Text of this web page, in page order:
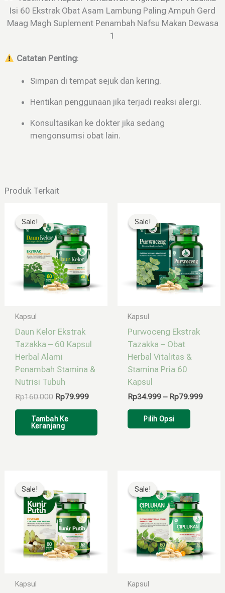
Catatan Penting:
Simpan di tempat sejuk dan kering.
Hentikan penggunaan jika terjadi reaksi alergi.
Konsultasikan ke dokter jika sedang
mengonsumsi obat lain.
Produk Terkait
Sale!
Sale!
Kapsul
Daun Kelor Ekstrak
Tazakka – 60 Kapsul
Herbal Alami
Penambah Stamina &
Nutrisi Tubuh
Rp160.000
adalah:
Rp160.000.
Rp79.999
Rp79.999.
Tambah Ke
Keranjang
Sale!
Sale!
Kapsul
Purwoceng Ekstrak
Tazakka – Obat
Herbal Vitalitas &
Stamina Pria 60
Kapsul
Rp34.999 – Rp79.999
Pilih Opsi
memiliki
beberapa
varian.
Pilihan
ini
halaman
Sale!
Sale!
Kapsul
Rp79.999
memiliki
beberapa
varian.
Pilihan
ini
Sale!
Sale!
Kapsul
adalah:
Rp160.000.